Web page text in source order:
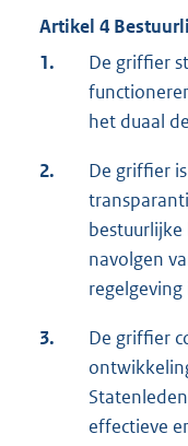
Artikel 4
1.
De griffier
het duaal
2.
De griffier
navolgen
3.
De griffier
effectieve